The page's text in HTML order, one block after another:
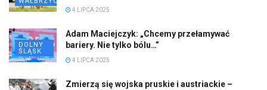
4 LIPCA 2025
DOLNY
ŚLĄSK
Adam Maciejczyk: „Chcemy przełamywać
bariery. Nie tylko bólu…”
4 LIPCA 2025
Zmierzą się wojska pruskie i austriackie –